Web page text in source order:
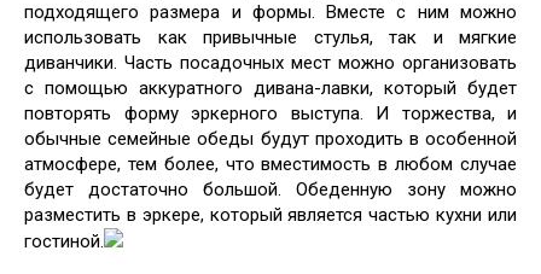
подходящего размера и формы. Вместе с ним можно
использовать как привычные стулья, так и мягкие
диванчики. Часть посадочных мест можно организовать
с помощью аккуратного дивана-лавки, который будет
повторять форму эркерного выступа. И торжества, и
обычные семейные обеды будут проходить в особенной
атмосфере, тем более, что вместимость в любом случае
будет достаточно большой. Обеденную зону можно
разместить в эркере, который является частью кухни или
гостиной.